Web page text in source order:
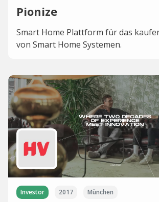
Pionize
Smart Home Plattform für das
von Smart Home Systemen.
Investor 2017 München